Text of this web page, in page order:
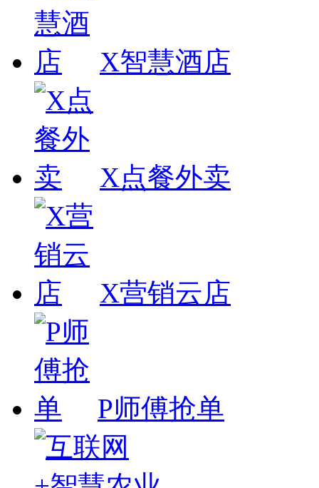
X智慧酒店
X点餐外卖
X营销云店
P师傅抢单